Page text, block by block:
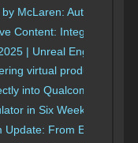
McLaren: Automotive
Content: Integrating
| Unreal Engine and
virtual production for
into Qualcomm’s
in Six Weeks
Update: From Early